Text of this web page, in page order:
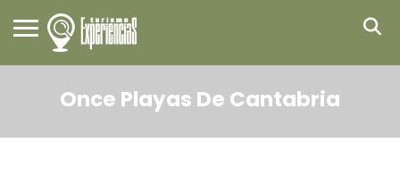
Once Playas De Cantabria